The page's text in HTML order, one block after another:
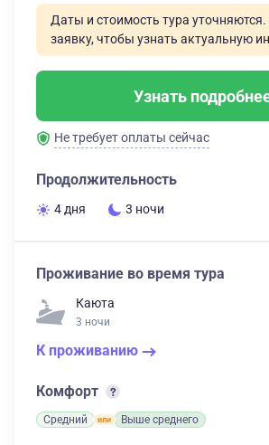
Даты и стоимость тура
заявку, чтобы узнать актуальную
Узнать
Не требует оплаты сейчас
Продолжительность
4 дня 3 ночи
Проживание во время тура
Каюта
3 ночи
К проживанию
Комфорт
Средний Выше среднего